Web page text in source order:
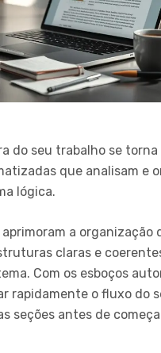
do seu trabalho se
que analisam e
lógica.
a organização
claras e
Com os esboços
rapidamente o fluxo do
seções antes de